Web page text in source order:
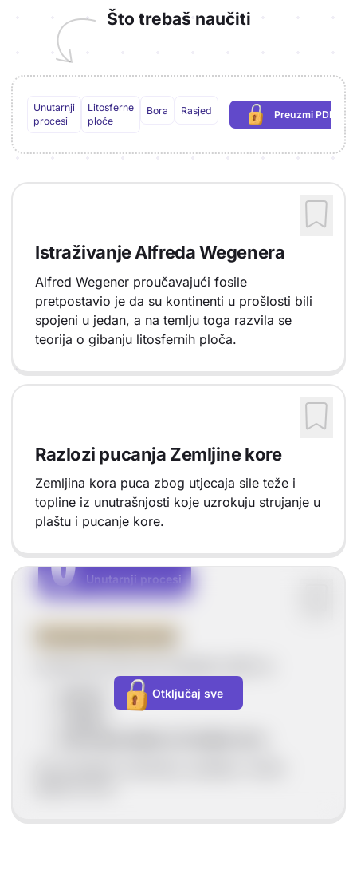
Što trebaš naučiti
Unutarnji
procesi
Litosferne
ploče
Bora Rasjed Preuzmi PDF
(potrebna
Istraživanje Alfreda Wegenera
Alfred Wegener proučavajući fosile
pretpostavio je da su kontinenti u prošlosti bili
spojeni u jedan, a na temlju toga razvila se
teorija o gibanju litosfernih ploča.
Razlozi pucanja Zemljine kore
Zemljina kora puca zbog utjecaja sile teže i
topline iz unutrašnjosti koje uzrokuju strujanje u
plaštu i pucanje kore.
U
U
Unutarnji procesi
Vrsta sadržaja: Unutarnji procesi
Otključaj sve